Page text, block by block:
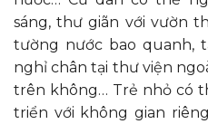
sáng, thư giãn với vườn
tường nước bao quanh,
nghỉ chân tại thư viện
trên không… Trẻ nhỏ có
triển với không gian